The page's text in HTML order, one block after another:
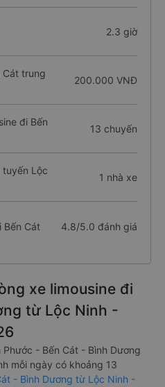
2.3 giờ
Cát trung
200.000 VNĐ
đi Bến
13 chuyến
tuyến Lộc
1 nhà xe
Bến Cát 4.8/5.0 đánh giá
xe limousine đi
từ Lộc Ninh -
- Bến Cát - Bình Dương
mỗi ngày có khoảng 13
- Bình Dương từ Lộc Ninh -